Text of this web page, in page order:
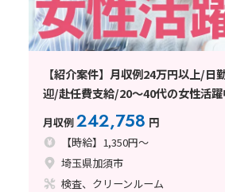
【紹介案件】月収例24万円以上/日
迎/赴任費支給/20～40代の女性活
い制度あり
月収例242,758 円
【時給】1,350円～
埼玉県加須市
検査、クリーンルーム